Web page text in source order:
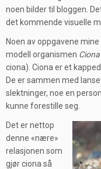
noen bilder til bloggen.
det kommende visuelle
Noen av oppgavene
modell organismen
ciona). Ciona er et
De er sammen med
slektninger, noe en
kunne forestille seg.
Det er nettop
denne «nære»
relasjonen som
gjør ciona så